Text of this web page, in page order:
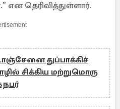
என தெரிவித்துள்ளார்.
துப்பாக்கிச்
சிக்கிய மற்றுமொரு